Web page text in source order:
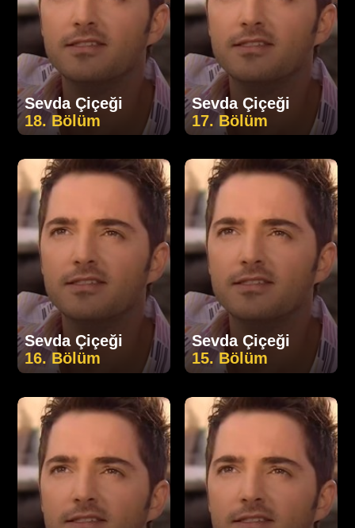
Sevda Çiçeği
18. Bölüm
Sevda Çiçeği
17. Bölüm
Sevda Çiçeği
16. Bölüm
Sevda Çiçeği
15. Bölüm